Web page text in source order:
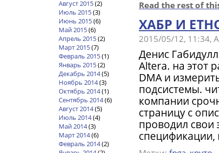
Read the rest of
ХАБР И
2015/05/12, 11:34,
Денис
Altera. на этот
DMA и
подсистемы.
компании
страницу с
проводил свои
спецификации,
Август 2015(2)
Июль 2015(3)
Июнь 2015(6)
Май 2015(6)
Апрель 2015(2)
Март 2015(7)
Февраль 2015(1)
Январь 2015(2)
Декабрь 2014(5)
Ноябрь 2014(3)
Октябрь 2014(1)
Сентябрь 2014(6)
Август 2014(5)
Июль 2014(4)
Май 2014(3)
Март 2014(6)
Февраль 2014(2)